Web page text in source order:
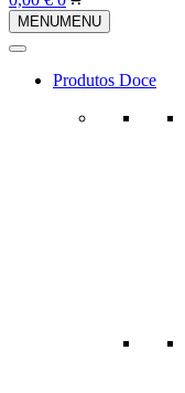
de
compras
MENUMENU
Produtos Doce